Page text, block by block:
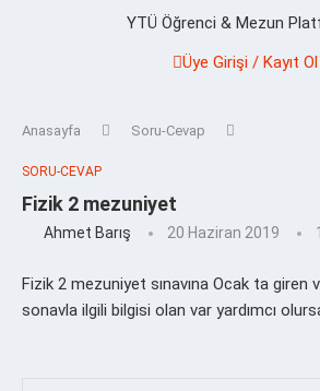
YTÜ Öğrenci & Mezun
Üye Girişi / Kayıt Ol
Anasayfa Soru-Cevap
SORU-CEVAP
Fizik 2 mezuniyet
Ahmet Barış 20 Haziran 2019
Fizik 2 mezuniyet sınavına Ocak ta giren
sonavla ilgili bilgisi olan var yardımcı